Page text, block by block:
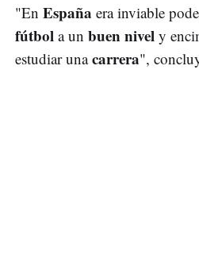
"En España era inviable
fútbol a un buen nivel y
estudiar unacarrera",